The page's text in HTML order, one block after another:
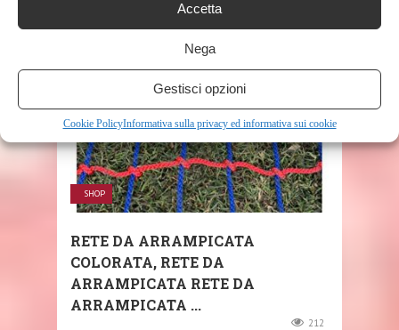
Accetta
Nega
Gestisci opzioni
Cookie PolicyInformativa sulla privacy ed informativa sui cookie
RELATED POSTS
SHOP
RETE DA ARRAMPICATA
COLORATA, RETE DA
ARRAMPICATA RETE DA
ARRAMPICATA ...
212